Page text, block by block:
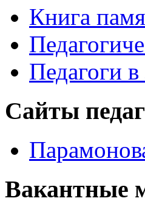
Книга
Педагоги
Сайты
Вакантные